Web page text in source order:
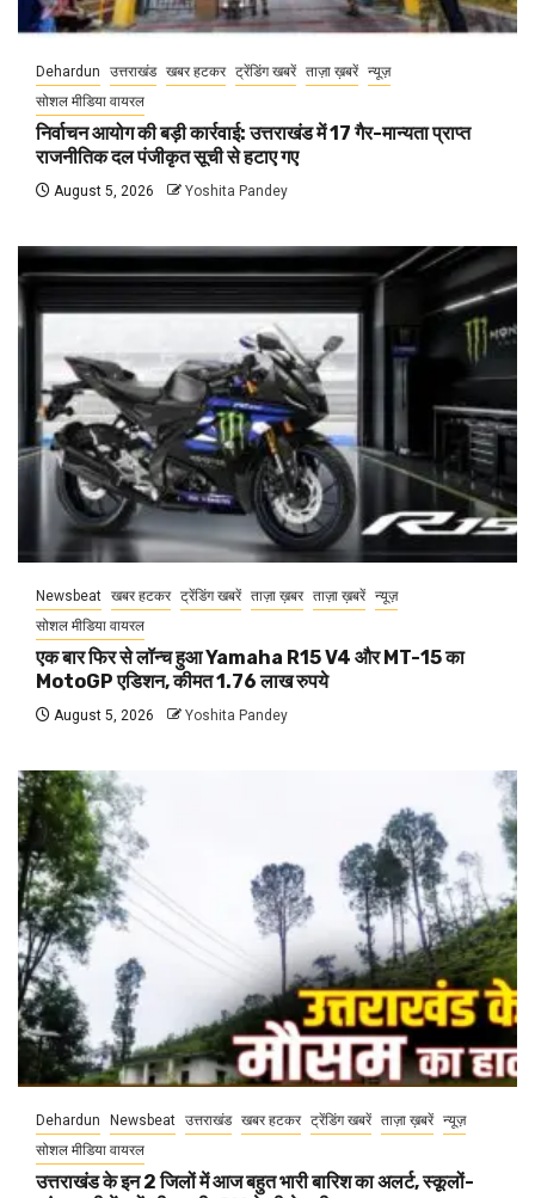
Dehardun उत्तराखंड खबर हटकर ट्रेंडिंग खबरें ताज़ा ख़बरें न्यूज़
सोशल मीडिया वायरल
निर्वाचन आयोग की बड़ी कार्रवाई: उत्तराखंड में 17 गैर-मान्यता प्राप्त
राजनीतिक दल पंजीकृत सूची से हटाए गए
August 5, 2026 Yoshita Pandey
Newsbeat खबर हटकर ट्रेंडिंग खबरें ताज़ा ख़बर ताज़ा ख़बरें न्यूज़
सोशल मीडिया वायरल
एक बार फिर से लॉन्च हुआ Yamaha R15 V4 और MT-15 का
MotoGP एडिशन, कीमत 1.76 लाख रुपये
August 5, 2026 Yoshita Pandey
Dehardun Newsbeat उत्तराखंड खबर हटकर ट्रेंडिंग खबरें ताज़ा ख़बरें न्यूज़
सोशल मीडिया वायरल
उत्तराखंड के इन 2 जिलों में आज बहुत भारी बारिश का अलर्ट, स्कूलों-